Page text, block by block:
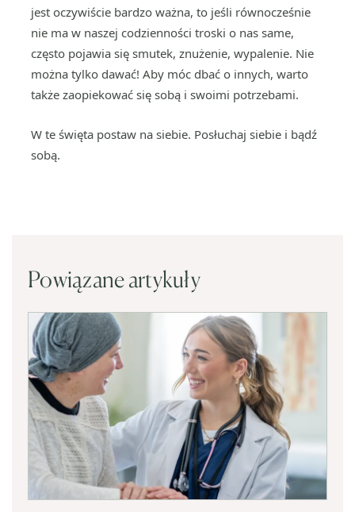
jest oczywiście bardzo ważna, to jeśli równocześnie
nie ma w naszej codzienności troski o nas same,
często pojawia się smutek, znużenie, wypalenie. Nie
można tylko dawać! Aby móc dbać o innych, warto
także zaopiekować się sobą i swoimi potrzebami.
W te święta postaw na siebie. Posłuchaj siebie i bądź
sobą.
Powiązane artykuły